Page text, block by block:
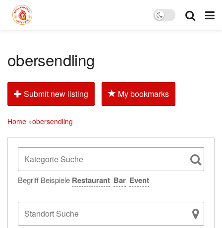
obersendling
Submit new listing My bookmarks
Home »obersendling
Begriff Beispiele Restaurant Bar Event